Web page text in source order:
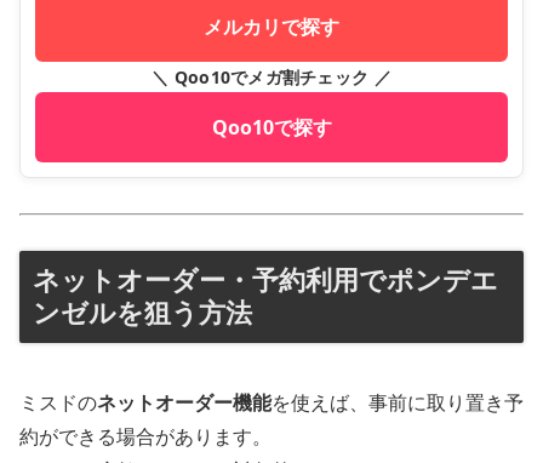
メルカリで探す
＼ Qoo10でメガ割チェック ／
Qoo10で探す
ネットオーダー・予約利用でポンデエ
ンゼルを狙う方法
ミスドのネットオーダー機能を使えば、事前に取り置き予
約ができる場合があります。